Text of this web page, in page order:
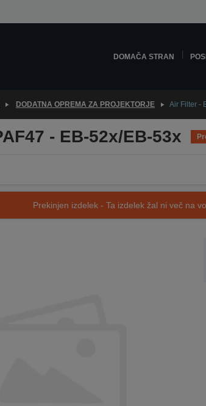
DOMAČA STRAN
DODATNA OPREMA ZA PROJEKTORJE Air Filter -
- EB-52x/EB-53x
Prekinjen izdelek - Ta izdelek žal ni več na